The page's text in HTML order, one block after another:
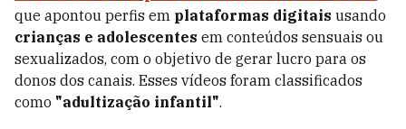
que apontou perfis em plataformas digitais usando
crianças e adolescentes em conteúdos sensuais ou
sexualizados, com o objetivo de gerar lucro para os
donos dos canais. Esses vídeos foram classificados
como "adultização infantil".